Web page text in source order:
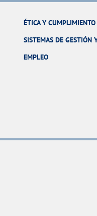
ÉTICA Y CUMPLIMIENTO
SISTEMAS DE GESTIÓN
EMPLEO